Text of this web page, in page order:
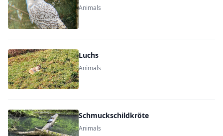
Animals
Luchs
Animals
Schmuckschildkröte
Animals